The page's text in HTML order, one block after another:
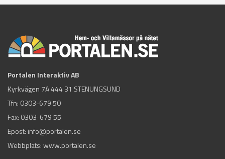
Portalen Interaktiv AB
Kyrkvägen 7A 444 31 STENUNGSUND
Tfn: 0303-679 50
Fax: 0303-679 55
Epost: info@portalen.se
Webbplats: www.portalen.se